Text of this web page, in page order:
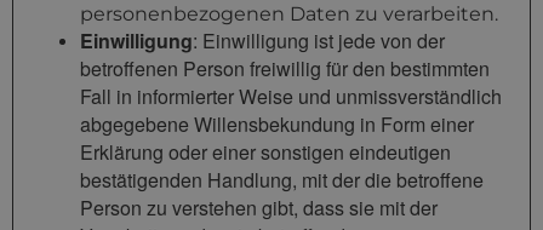
personenbezogenen Daten zu verarbeiten.
Einwilligung: Einwilligung ist jede von der
betroffenen Person freiwillig für den bestimmten
Fall in informierter Weise und unmissverständlich
abgegebene Willensbekundung in Form einer
Erklärung oder einer sonstigen eindeutigen
bestätigenden Handlung, mit der die betroffene
Person zu verstehen gibt, dass sie mit der